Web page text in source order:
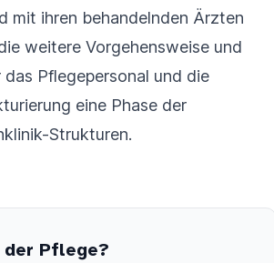
mit ihren behandelnden Ärzten
weitere Vorgehensweise und
Pflegepersonal und die
eine Phase der
Strukturen.
der Pflege?